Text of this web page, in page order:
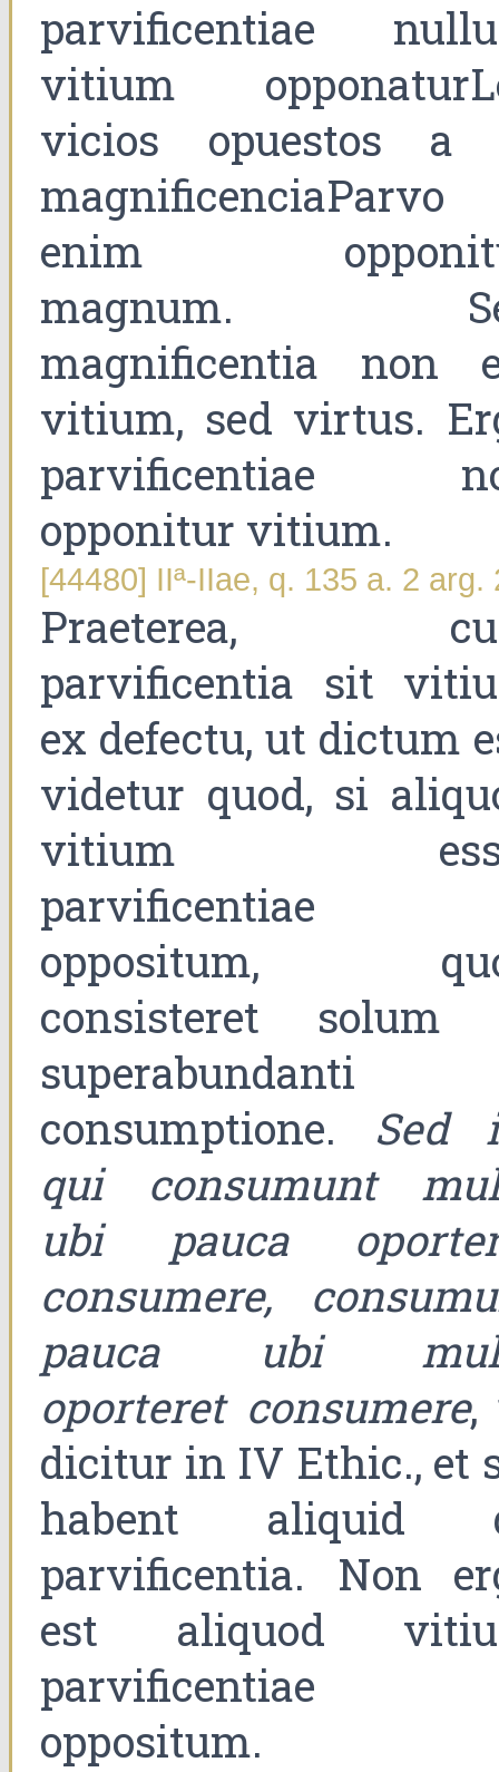
parvificentiae
vitium
vicios opuestos a
magnificenciaParvo
enim
magnum.
magnificentia non
vitium, sed virtus.
parvificentiae
opponitur vitium.
[44480] IIª-IIae, q. 135 a. 2 arg.
Praeterea,
parvificentia sit
ex defectu, ut dictum
videtur quod, si
vitium
parvificentiae
oppositum,
consisteret solum
superabundanti
consumptione. Sed
qui consumunt
ubi pauca
consumere,
pauca ubi
oporteret consumere,
dicitur in IV Ethic., et
habent aliquid
parvificentia. Non
est aliquod
parvificentiae
oppositum.